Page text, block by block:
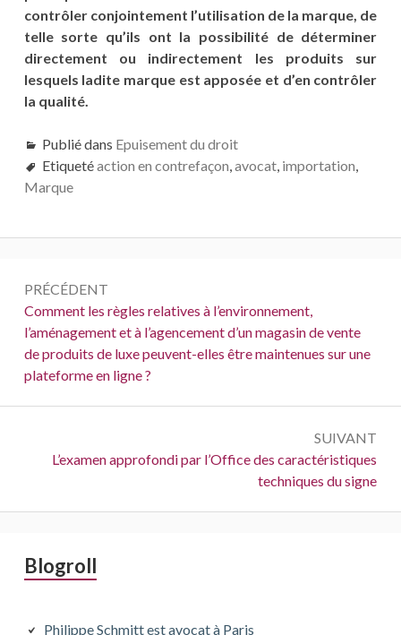
contrôler conjointement l’utilisation de la marque, de
telle sorte qu’ils ont la possibilité de déterminer
directement ou indirectement les produits sur
lesquels ladite marque est apposée et d’en contrôler
la qualité.
Publié dans Epuisement du droit
Etiquetéaction en contrefaçon avocat, importation
Marque
de
l’article
PRÉCÉDENT
Précédent :
Comment les règles relatives à l’environnement,
l’aménagement et à l’agencement d’un magasin de vente
de produits de luxe peuvent-elles être maintenues sur une
plateforme en ligne ?
SUIVANT
Suivant :
L’examen approfondi par l’Office des caractéristiques
techniques du signe
Barre
Blogroll
Philippe Schmitt est avocat à Paris